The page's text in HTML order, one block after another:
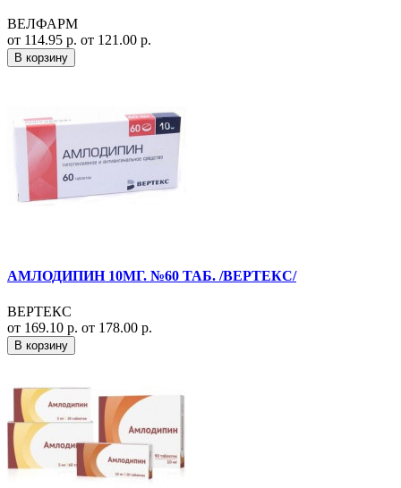
ВЕЛФАРМ
от 114.95 р. от 121.00 р.
В корзину
АМЛОДИПИН 10МГ. №60 ТАБ. /ВЕРТЕКС/
ВЕРТЕКС
от 169.10 р. от 178.00 р.
В корзину